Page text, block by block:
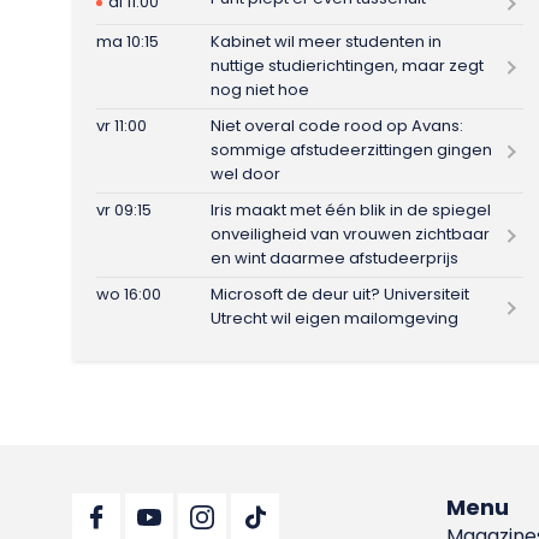
ma 10:15
Kabinet wil meer studenten in
nuttige studierichtingen, maar zegt
nog niet hoe
vr 11:00
Niet overal code rood op Avans:
sommige afstudeerzittingen gingen
wel door
vr 09:15
Iris maakt met één blik in de spiegel
onveiligheid van vrouwen zichtbaar
en wint daarmee afstudeerprijs
wo 16:00
Microsoft de deur uit? Universiteit
Utrecht wil eigen mailomgeving
Menu